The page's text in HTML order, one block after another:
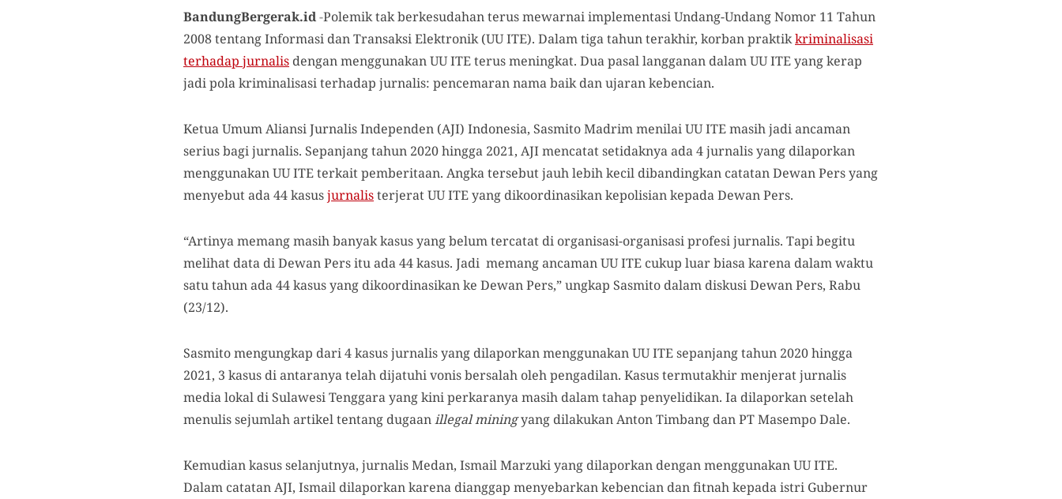
BandungBergerak.id-Polemik tak berkesudahan terus mewarnai implementasi Undang-Undang Nomor 11 Tahun
2008 tentang Informasi dan Transaksi Elektronik (UU ITE). Dalam tiga tahun terakhir, korban praktikkriminalisasi
terhadap jurnalis dengan menggunakan UU ITE terus meningkat. Dua pasal langganan dalam UU ITE yang kerap
jadi pola kriminalisasi terhadap jurnalis: pencemaran nama baik dan ujaran kebencian.
Ketua Umum Aliansi Jurnalis Independen (AJI) Indonesia, Sasmito Madrim menilai UU ITE masih jadi ancaman
serius bagi jurnalis. Sepanjang tahun 2020 hingga 2021, AJI mencatat setidaknya ada 4 jurnalis yang dilaporkan
menggunakan UU ITE terkait pemberitaan. Angka tersebut jauh lebih kecil dibandingkan catatan Dewan Pers yang
menyebut ada 44 kasusjurnalisterjerat UU ITE yang dikoordinasikan kepolisian kepada Dewan Pers.
“Artinya memang masih banyak kasus yang belum tercatat di organisasi-organisasi profesi jurnalis. Tapi begitu
melihat data di Dewan Pers itu ada 44 kasus. Jadi memang ancaman UU ITE cukup luar biasa karena dalam waktu
satu tahun ada 44 kasus yang dikoordinasikan ke Dewan Pers,” ungkap Sasmito dalam diskusi Dewan Pers, Rabu
(23/12).
Sasmito mengungkap dari 4 kasus jurnalis yang dilaporkan menggunakan UU ITE sepanjang tahun 2020 hingga
2021, 3 kasus di antaranya telah dijatuhi vonis bersalah oleh pengadilan. Kasus termutakhir menjerat jurnalis
media lokal di Sulawesi Tenggara yang kini perkaranya masih dalam tahap penyelidikan. Ia dilaporkan setelah
menulis sejumlah artikel tentang dugaanillegal miningyang dilakukan Anton Timbang dan PT Masempo Dale.
Kemudian kasus selanjutnya, jurnalis Medan, Ismail Marzuki yang dilaporkan dengan menggunakan UU ITE.
Dalam catatan AJI, Ismail dilaporkan karena dianggap menyebarkan kebencian dan fitnah kepada istri Gubernur